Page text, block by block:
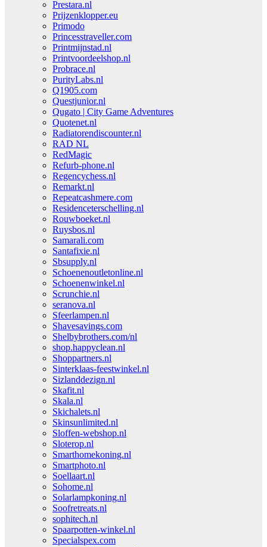
Prestara.nl
Prijzenklopper.eu
Primodo
Princesstraveller.com
Printmijnstad.nl
Printvoordeelshop.nl
Probrace.nl
PurityLabs.nl
Q1905.com
Questjunior.nl
Qugato | City Game Adventures
Quotenet.nl
Radiatorendiscounter.nl
RAD NL
RedMagic
Refurb-phone.nl
Regencychess.nl
Remarkt.nl
Repeatcashmere.com
Residenceterschelling.nl
Rouwboeket.nl
Ruysbos.nl
Samarali.com
Santafixie.nl
Sbsupply.nl
Schoenenoutletonline.nl
Schoenenwinkel.nl
Scrunchie.nl
seranova.nl
Sfeerlampen.nl
Shavesavings.com
Shelbybrothers.com/nl
shop.happyclean.nl
Shoppartners.nl
Sinterklaas-feestwinkel.nl
Sizlanddezign.nl
Skafit.nl
Skala.nl
Skichalets.nl
Skinsunlimited.nl
Sloffen-webshop.nl
Sloterop.nl
Smarthomekoning.nl
Smartphoto.nl
Soellaart.nl
Sohome.nl
Solarlampkoning.nl
Soofretreats.nl
sophitech.nl
Spaarpotten-winkel.nl
Specialspex.com